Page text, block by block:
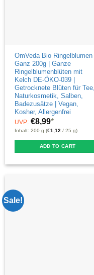
OmVeda Bio Ringelblumen
Ganz 200g | Ganze
Ringelblumenblüten mit
Kelch DE-ÖKO-039 |
Getrocknete Blüten für Tee,
Naturkosmetik, Salben,
Badezusätze | Vegan,
Kosher, Allergenfrei
UVP: €8,99*
Inhalt: 200 g (€1,12 / 25 g)
ADD TO CART
Sale!